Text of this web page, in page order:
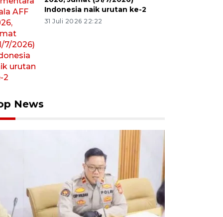
Indonesia naik urutan ke-2
31 Juli 2026 22:22
News